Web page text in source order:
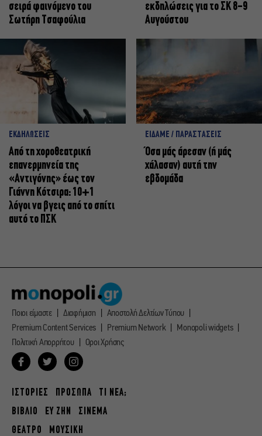
σειρά φαινόμενο του
Σωτήρη Τσαφούλια
εκδηλώσεις για το ΣΚ 8-9
Αυγούστου
ΕΚΔΗΛΩΣΕΙΣ
Από τη χοροθεατρική
επανερμηνεία της
«Αντιγόνης» έως τον
Γιάννη Κότσιρα: 10+1
λόγοι να βγεις από το σπίτι
αυτό το ΠΣΚ
ΕΙΔΑΜΕ / ΠΑΡΑΣΤΑΣΕΙΣ
Όσα μάς άρεσαν (ή μάς
χάλασαν) αυτή την
εβδομάδα
Ποιοι είμαστε Διαφήμιση
Αποστολή Δελτίων Τύπου
Premium Content Services
Premium Network
Monopoli widgets
Πολιτική Απορρήτου
Οροι Χρήσης
ΙΣΤΟΡΙΕΣ ΠΡΟΣΩΠΑ
ΤΙ ΝΕΑ;
ΒΙΒΛΙΟ
ΕΥ ΖΗΝ
ΣΙΝΕΜΑ
ΘΕΑΤΡΟ
ΜΟΥΣΙΚΗ